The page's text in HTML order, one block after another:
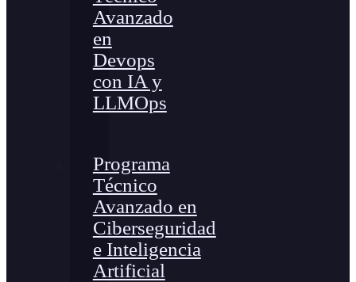
Avanzado
en
Devops
con IA y
LLMOps
Programa
Técnico
Avanzado en
Ciberseguridad
e Inteligencia
Artificial